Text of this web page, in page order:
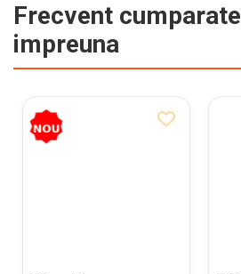
Frecvent cumparate
impreuna